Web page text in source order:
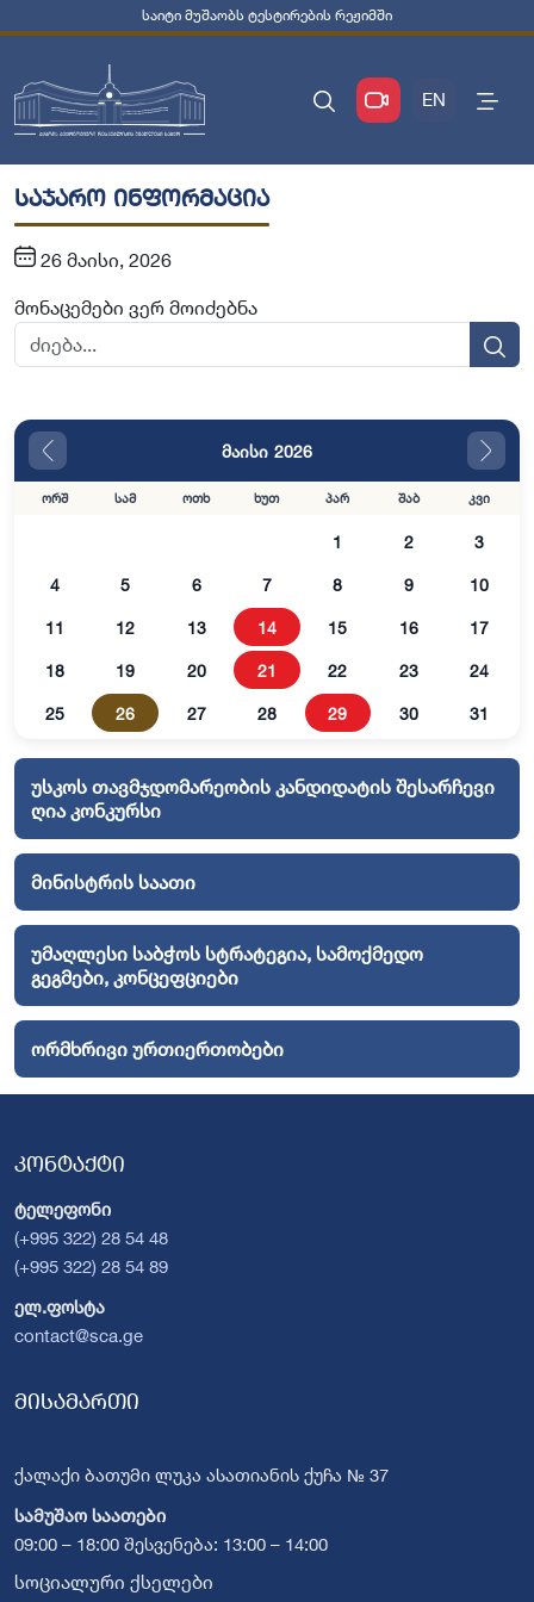
საიტი მუშაობს ტესტირების რეჟიმში
EN
საჯარო ინფორმაცია
26 მაისი, 2026
მონაცემები ვერ მოიძებნა
მაისი 2026
ორშ სამ ოთხ ხუთ პარ შაბ კვი
1 2 3
4 5 6 7 8 9 10
11 12 13 14 15 16 17
18 19 20 21 22 23 24
25 26 27 28 29 30 31
უსკოს თავმჯდომარეობის კანდიდატის შესარჩევი
ღია კონკურსი
მინისტრის საათი
უმაღლესი საბჭოს სტრატეგია, სამოქმედო
გეგმები, კონცეფციები
ორმხრივი ურთიერთობები
კონტაქტი
ტელეფონი
(+995 322) 28 54 48
(+995 322) 28 54 89
ელ.ფოსტა
contact@sca.ge
მისამართი
ქალაქი ბათუმი ლუკა ასათიანის ქუჩა № 37
სამუშაო საათები
09:00 – 18:00 შესვენება: 13:00 – 14:00
სოციალური ქსელები